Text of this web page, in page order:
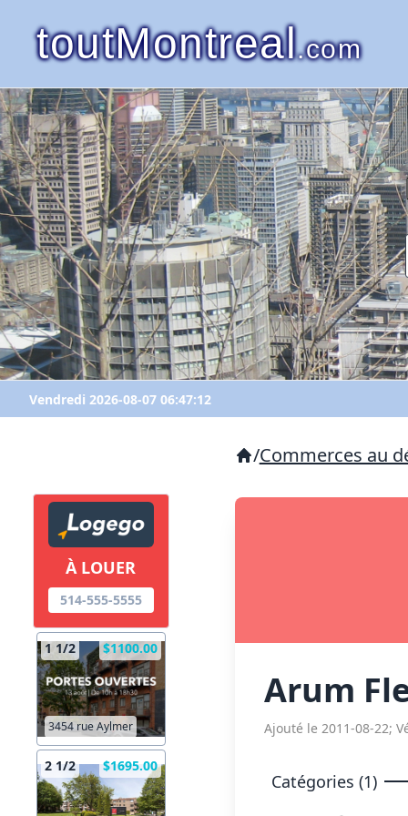
toutMontreal.com
Vendredi 2026-08-07 06:47:12
À LOUER
514-555-5555
1 1/2 $1100.00
3454 rue Aylmer
2 1/2 $1695.00
/Commerces au
Arum
Ajouté le 2011-08-22;
Catégories (1)